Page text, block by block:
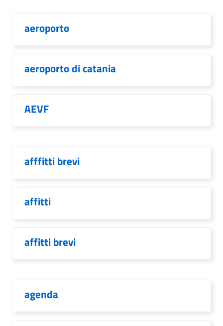
aeroporto
aeroporto di catania
AEVF
afffitti brevi
affitti
affitti brevi
agenda